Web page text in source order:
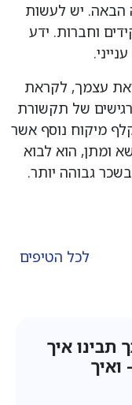
יש לעשות
וחברות. ידע
עצמך, לקראת
רגישים של תקשורת
מיקוח נוסף אשר
ומתן, הוא לבוא
גבוהה יותר.
לכל הטיפים
תבינו איך
ואיך